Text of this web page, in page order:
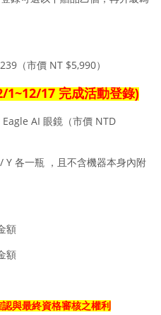
（市價 NT $5,990）
1~12/17 完成活動登錄)
AI 眼鏡（市價 NTD
各一瓶 ，且不含機器本身內附
額
額
與最終資格審核之權利